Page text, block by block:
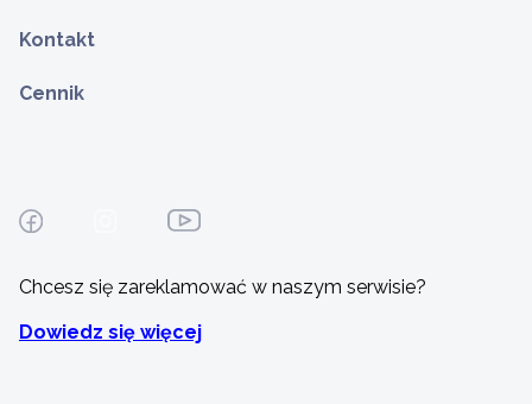
Kontakt
Cennik
Chcesz się zareklamować w naszym serwisie?
Dowiedz się więcej